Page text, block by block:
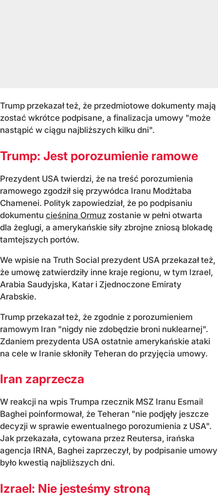
Trump przekazał też, że przedmiotowe dokumenty mają
zostać wkrótce podpisane, a finalizacja umowy "może
nastąpić w ciągu najbliższych kilku dni".
Trump: Jest porozumienie ramowe
Prezydent USA twierdzi, że na treść porozumienia
ramowego zgodził się przywódca Iranu Modżtaba
Chamenei. Polityk zapowiedział, że po podpisaniu
dokumentu cieśnina Ormuz zostanie w pełni otwarta
dla żeglugi, a amerykańskie siły zbrojne zniosą blokadę
tamtejszych portów.
We wpisie na Truth Social prezydent USA przekazał też,
że umowę zatwierdziły inne kraje regionu, w tym Izrael,
Arabia Saudyjska, Katar i Zjednoczone Emiraty
Arabskie.
Trump przekazał też, że zgodnie z porozumieniem
ramowym Iran "nigdy nie zdobędzie broni nuklearnej".
Zdaniem prezydenta USA ostatnie amerykańskie ataki
na cele w Iranie skłoniły Teheran do przyjęcia umowy.
Iran zaprzecza
W reakcji na wpis Trumpa rzecznik MSZ Iranu Esmail
Baghei poinformował, że Teheran "nie podjęły jeszcze
decyzji w sprawie ewentualnego porozumienia z USA".
Jak przekazała, cytowana przez Reutersa, irańska
agencja IRNA, Baghei zaprzeczył, by podpisanie umowy
było kwestią najbliższych dni.
Izrael: Nie jesteśmy stroną